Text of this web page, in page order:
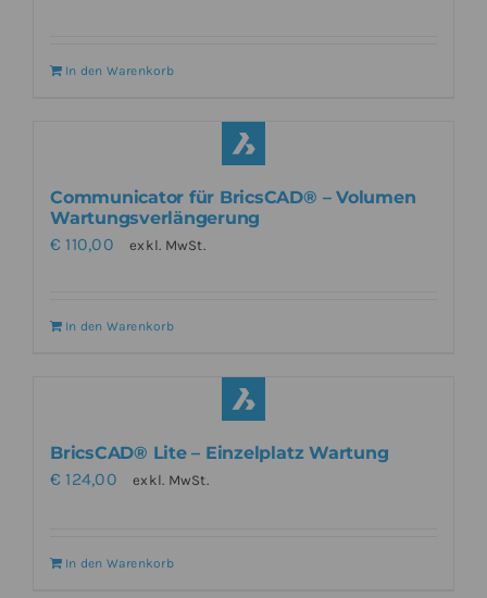
In den Warenkorb
Communicator für BricsCAD® – Volumen
Wartungsverlängerung
€ 110,00 exkl. MwSt.
In den Warenkorb
BricsCAD® Lite – Einzelplatz Wartung
€ 124,00 exkl. MwSt.
In den Warenkorb